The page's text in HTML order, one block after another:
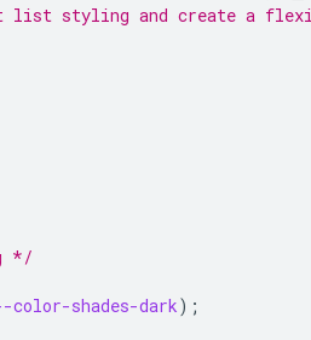
list styling and create a
*/
color-shades-dark);